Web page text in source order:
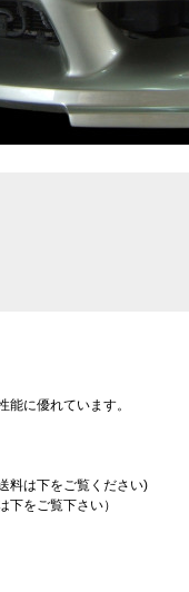
に優れています。
料は下をご覧ください)
をご覧下さい）